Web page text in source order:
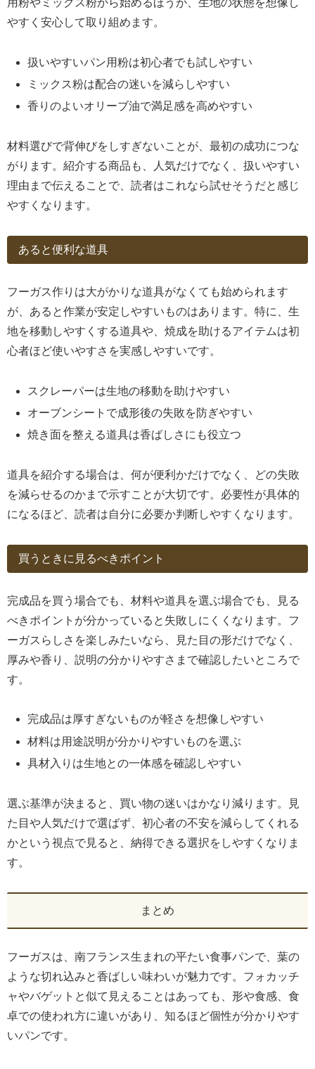
用粉やミックス粉から始めるほうが、生地の状態を想像し
やすく安心して取り組めます。
扱いやすいパン用粉は初心者でも試しやすい
ミックス粉は配合の迷いを減らしやすい
香りのよいオリーブ油で満足感を高めやすい
材料選びで背伸びをしすぎないことが、最初の成功につな
がります。紹介する商品も、人気だけでなく、扱いやすい
理由まで伝えることで、読者はこれなら試せそうだと感じ
やすくなります。
あると便利な道具
フーガス作りは大がかりな道具がなくても始められます
が、あると作業が安定しやすいものはあります。特に、生
地を移動しやすくする道具や、焼成を助けるアイテムは初
心者ほど使いやすさを実感しやすいです。
スクレーパーは生地の移動を助けやすい
オーブンシートで成形後の失敗を防ぎやすい
焼き面を整える道具は香ばしさにも役立つ
道具を紹介する場合は、何が便利かだけでなく、どの失敗
を減らせるのかまで示すことが大切です。必要性が具体的
になるほど、読者は自分に必要か判断しやすくなります。
買うときに見るべきポイント
完成品を買う場合でも、材料や道具を選ぶ場合でも、見る
べきポイントが分かっていると失敗しにくくなります。フ
ーガスらしさを楽しみたいなら、見た目の形だけでなく、
厚みや香り、説明の分かりやすさまで確認したいところで
す。
完成品は厚すぎないものが軽さを想像しやすい
材料は用途説明が分かりやすいものを選ぶ
具材入りは生地との一体感を確認しやすい
選ぶ基準が決まると、買い物の迷いはかなり減ります。見
た目や人気だけで選ばず、初心者の不安を減らしてくれる
かという視点で見ると、納得できる選択をしやすくなりま
す。
まとめ
フーガスは、南フランス生まれの平たい食事パンで、葉の
ような切れ込みと香ばしい味わいが魅力です。フォカッチ
ャやバゲットと似て見えることはあっても、形や食感、食
卓での使われ方に違いがあり、知るほど個性が分かりやす
いパンです。